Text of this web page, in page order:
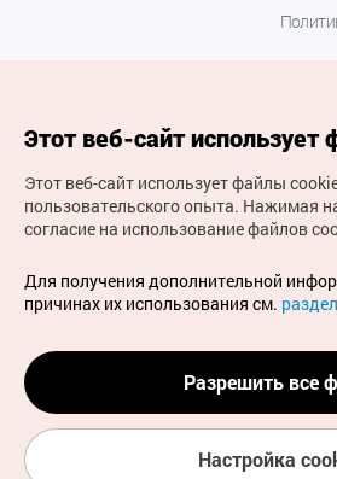
(с) Национальная организация
права защищены
Для извещения об ошибках и
работой веб-сайта, направляйте
официальный адрес электронной
russian@knto.or.kr
Этот веб-сайт
Этот веб-сайт использует файлы
пользовательского опыта. Нажимая
согласие на использование файлов
Для получения дополнительной
причинах их использования см.
Разрешить все
Настройка